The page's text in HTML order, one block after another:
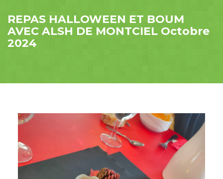
REPAS HALLOWEEN ET BOUM
AVEC ALSH DE MONTCIEL Octobre
2024